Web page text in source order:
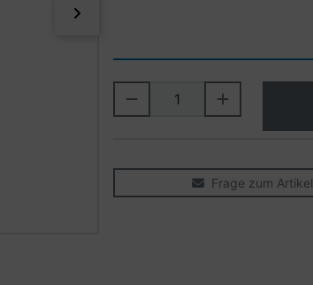
Frage zum Artikel